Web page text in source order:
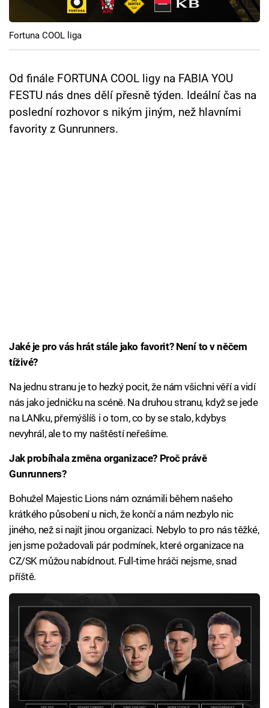
Cool Esport
Pořady
TV Program
Sledujte prima+
Přihlášení
Fortuna COOL liga
Od finále FORTUNA COOL ligy na FABIA YOU
FESTU nás dnes dělí přesně týden. Ideální čas na
poslední rozhovor s nikým jiným, než hlavními
favority z Gunrunners.
Jaké je pro vás hrát stále jako favorit? Není to v něčem
tíživé?
Na jednu stranu je to hezký pocit, že nám všichni věří a vidí
nás jako jedničku na scéně. Na druhou stranu, když se jede
na LANku, přemýšlíš i o tom, co by se stalo, kdybys
nevyhrál, ale to my naštěstí neřešíme.
Jak probíhala změna organizace? Proč právě
Gunrunners?
Bohužel Majestic Lions nám oznámili během našeho
krátkého působení u nich, že končí a nám nezbylo nic
jiného, než si najít jinou organizaci. Nebylo to pro nás těžké,
jen jsme požadovali pár podmínek, které organizace na
CZ/SK můžou nabídnout. Full-time hráči nejsme, snad
příště.